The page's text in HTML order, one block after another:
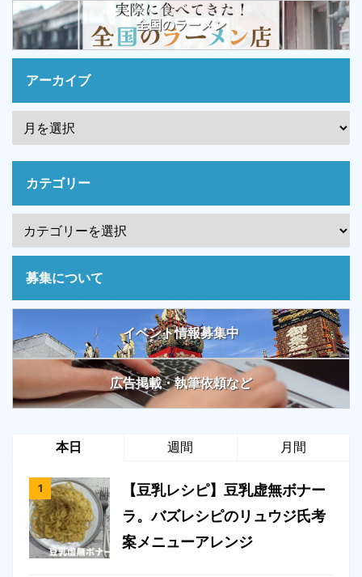
全国のラーメン
アーカイブ
カテゴリー
募集について
イベント情報募集中
広告掲載・執筆依頼など
本日 週間 月間
【豆乳レシピ】豆乳虚無ボナー
ラ。バズレシピのリュウジ氏考
案メニューアレンジ